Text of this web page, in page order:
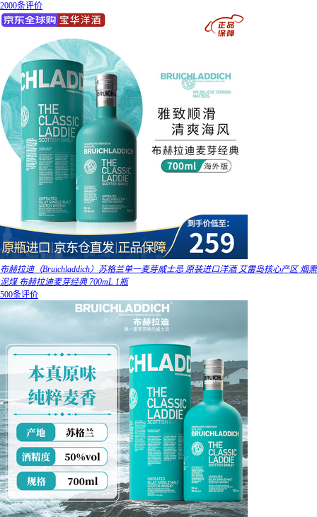
2000条评价
布赫拉迪（Bruichladdich）苏格兰单一麦芽威士忌 原装进口洋酒 艾雷岛核心产区 烟熏
泥煤 布赫拉迪麦芽经典 700mL 1瓶
500条评价